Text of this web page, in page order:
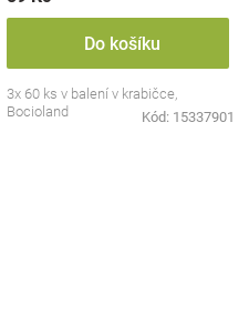
Do košíku
3x 60 ks v balení v krabičce,
Bocioland
Kód: 15337901